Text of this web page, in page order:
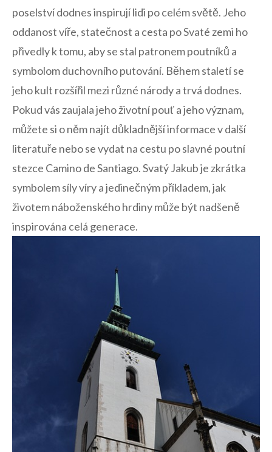
poselství dodnes inspirují lidi po ‍celém světě.​ Jeho⁤
oddanost ⁤víře, statečnost a cesta po Svaté zemi ho
přivedly k tomu, aby se stal patronem poutníků a
symbolom duchovního putování. Během staletí se
jeho kult rozšířil mezi různé národy a trvá dodnes.
Pokud vás zaujala jeho životní pouť a jeho význam,
můžete si o něm najít důkladnější informace v další
literatuře nebo se vydat na cestu po slavné poutní
stezce Camino de‌ Santiago. Svatý Jakub je zkrátka
symbolem síly víry a jedinečným příkladem, jak
životem náboženského hrdiny ⁢může být nadšeně
inspirována celá generace.